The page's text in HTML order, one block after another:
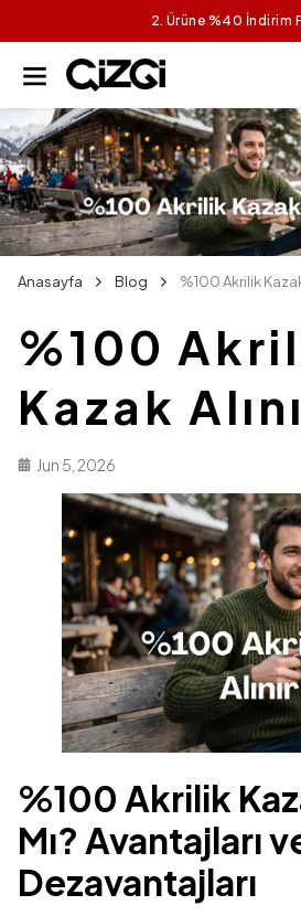
2. Ürüne %40 İndirim
Anasayfa Blog %100 Akrilik Kazak
%100
Kazak
Jun 5, 2026
%100 Akrilik
Mı? Avantajları
Dezavantajları